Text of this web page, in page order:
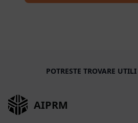
POTRESTE TROVARE
AIPRM